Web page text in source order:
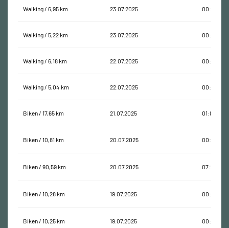
Walking / 6,95 km 23.07.2025 00:57:31
Walking / 5,22 km 23.07.2025 00:42:30
Walking / 6,18 km 22.07.2025 00:44:59
Walking / 5,04 km 22.07.2025 00:43:47
Biken / 17,65 km 21.07.2025 01:02:02
Biken / 10,81 km 20.07.2025 00:31:57
Biken / 90,59 km 20.07.2025 07:24:21
Biken / 10,28 km 19.07.2025 00:44:03
Biken / 10,25 km 19.07.2025 00:27:31